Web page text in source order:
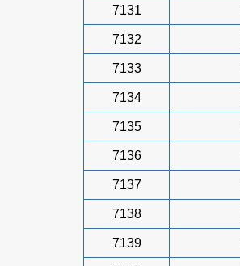
7131
7132
7133
7134
7135
7136
7137
7138
7139